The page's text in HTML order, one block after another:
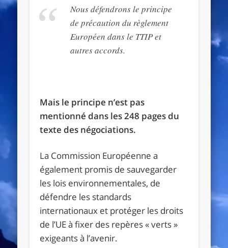
Nous défendrons le principe
de précaution du règlement
Européen dans le TTIP et
autres accords.
Mais le principe n’est pas
mentionné dans les 248 pages du
texte des négociations.
La Commission Européenne a
également promis de sauvegarder
les lois environnementales, de
défendre les standards
internationaux et protéger les droits
de l’UE à fixer des repères « verts »
exigeants à l’avenir.